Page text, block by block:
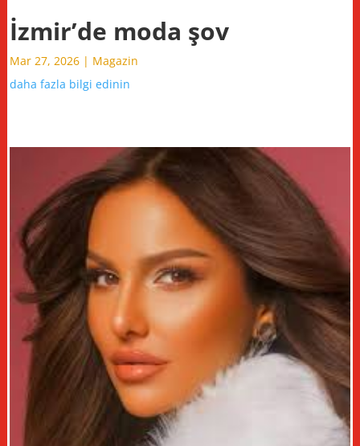
İzmir’de moda şov
Mar 27, 2026 | Magazin
daha fazla bilgi edinin